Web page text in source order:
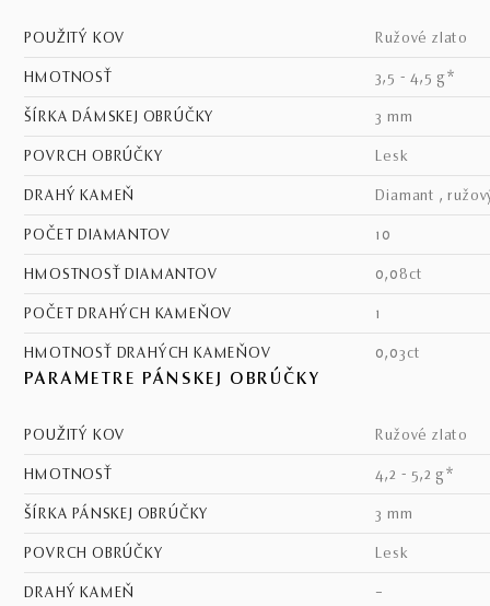
POUŽITÝ KOV ružové zlato
HMOTNOSŤ 3,5 - 4,5 g*
ŠÍRKA DÁMSKEJ OBRÚČKY 3 mm
POVRCH OBRÚČKY lesk
DRAHÝ KAMEŇ diamant ,
POČET DIAMANTOV 10
HMOSTNOSŤ DIAMANTOV 0,08ct
POČET DRAHÝCH KAMEŇOV 1
HMOTNOSŤ DRAHÝCH KAMEŇOV 0,03ct
PARAMETRE PÁNSKEJ OBRÚČKY
POUŽITÝ KOV ružové zlato
HMOTNOSŤ 4,2 - 5,2 g*
ŠÍRKA PÁNSKEJ OBRÚČKY 3 mm
POVRCH OBRÚČKY lesk
DRAHÝ KAMEŇ –